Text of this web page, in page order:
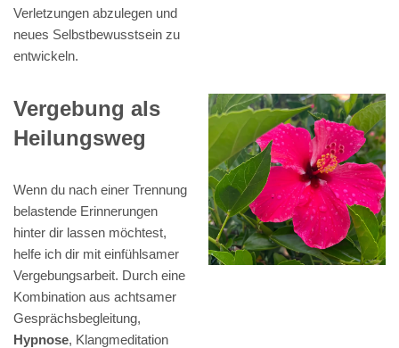
Verletzungen abzulegen und
neues Selbstbewusstsein zu
entwickeln.
Vergebung als
Heilungsweg
Wenn du nach einer Trennung
belastende Erinnerungen
hinter dir lassen möchtest,
helfe ich dir mit einfühlsamer
Vergebungsarbeit. Durch eine
Kombination aus achtsamer
Gesprächsbegleitung,
Hypnose, Klangmeditation